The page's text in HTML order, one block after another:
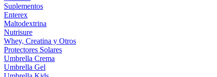
Suplementos
Enterex
Maltodextrina
Nutrisure
Whey, Creatina y Otros
Protectores Solares
Umbrella Crema
Umbrella Gel